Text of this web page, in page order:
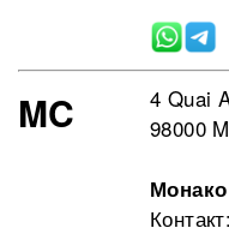
MC
4 Quai
98000
Монако
Контакт: